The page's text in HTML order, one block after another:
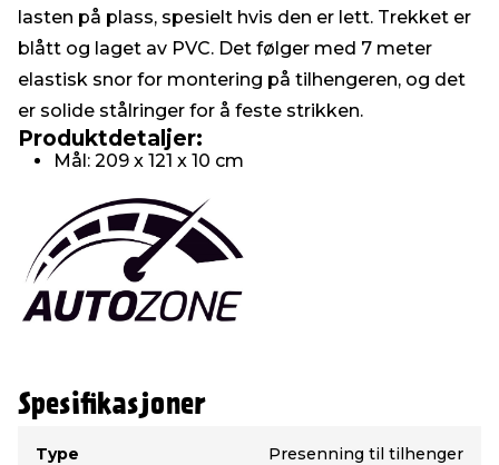
lasten på plass, spesielt hvis den er lett. Trekket er
blått og laget av PVC. Det følger med 7 meter
elastisk snor for montering på tilhengeren, og det
er solide stålringer for å feste strikken.
Produktdetaljer:
Mål: 209 x 121 x 10 cm
Spesifikasjoner
Type
Presenning til tilhenger